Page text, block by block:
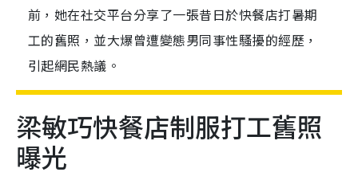
前，她在社交平台分享了一張昔日於快餐店打暑期
工的舊照，並大爆曾遭變態男同事性騷擾的經歷，
引起網民熱議。
梁敏巧快餐店制服打工舊照
曝光